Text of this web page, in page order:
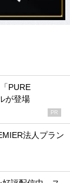
PURE
が登場
PR
法人プラン